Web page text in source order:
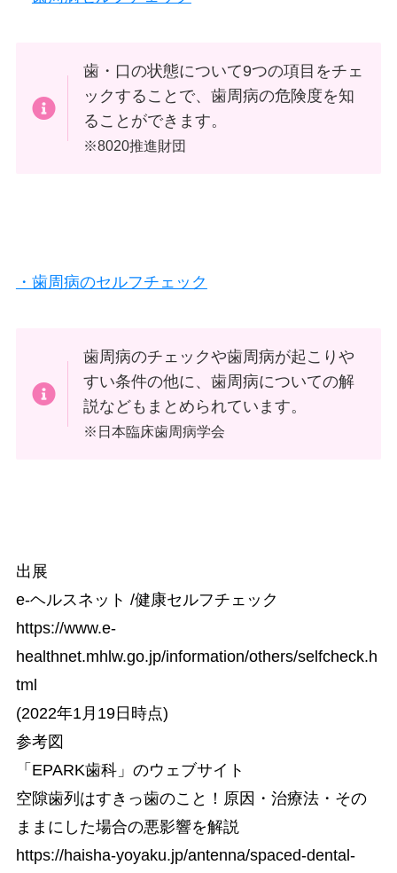
歯・口の状態について9つの項目をチェ
ックすることで、歯周病の危険度を知
ることができます。
※8020推進財団
・歯周病のセルフチェック
歯周病のチェックや歯周病が起こりや
すい条件の他に、歯周病についての解
説などもまとめられています。
※日本臨床歯周病学会
出展
e-ヘルスネット /健康セルフチェック
https://www.e-
healthnet.mhlw.go.jp/information/others/selfcheck.h
tml
(2022年1月19日時点)
参考図
「EPARK歯科」のウェブサイト
空隙歯列はすきっ歯のこと！原因・治療法・その
ままにした場合の悪影響を解説
https://haisha-yoyaku.jp/antenna/spaced-dental-